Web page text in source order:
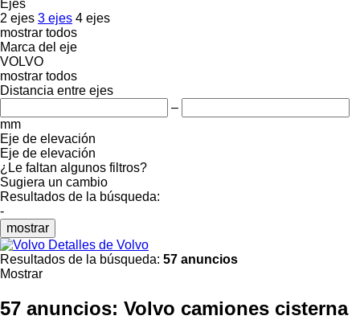
Ejes
2 ejes 3 ejes 4 ejes
mostrar todos
Marca del eje
VOLVO
mostrar todos
Distancia entre ejes
–
mm
Eje de elevación
Eje de elevación
¿Le faltan algunos filtros?
Sugiera un cambio
Resultados de la búsqueda:
-
mostrar
Detalles de Volvo
Resultados de la búsqueda: 57 anuncios
Mostrar
57 anuncios: Volvo camiones cisterna